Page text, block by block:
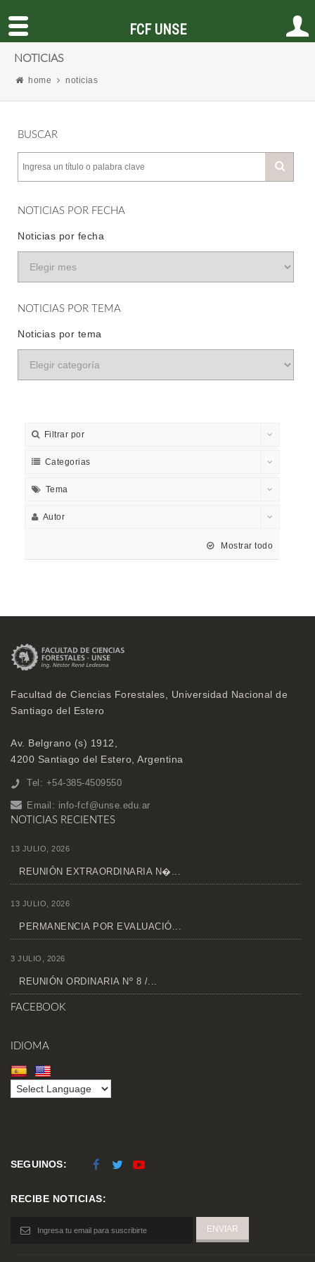
NOTICIAS
home noticias
BUSCAR
NOTICIAS POR FECHA
Noticias por fecha
NOTICIAS POR TEMA
Noticias por tema
Filtrar por
Categorias
Tema
Autor
Mostrar todo
Facultad de Ciencias Forestales, Universidad Nacional de
Santiago del Estero
Av. Belgrano (s) 1912,
4200 Santiago del Estero, Argentina
Tel: +54-385-4509550
Email: info-fcf@unse.edu.ar
NOTICIAS RECIENTES
13 JULIO, 2026
REUNIÓN EXTRAORDINARIA N�...
13 JULIO, 2026
PERMANENCIA POR EVALUACIÓ...
3 JULIO, 2026
REUNIÓN ORDINARIA Nº 8 /...
FACEBOOK
IDIOMA
SEGUINOS:
RECIBE NOTICIAS:
FCF UNSE